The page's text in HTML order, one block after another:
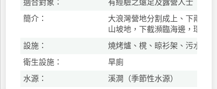
適合對象：
有經驗之遠足及露營人士
簡介：
大浪灣營地分割成上、下兩部
山坡地，下截瀕臨海邊，環境
設施：
燒烤爐、櫈、晾衫架、污水穴
衛生設施：
旱廁
水源：
溪澗（季節性水源）